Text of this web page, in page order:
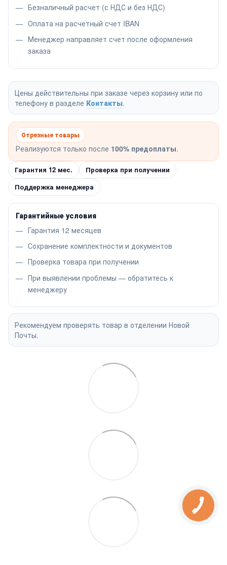
Безналичный расчет (с НДС и без НДС)
Оплата на расчетный счет IBAN
Менеджер направляет счет после оформления
заказа
Цены действительны при заказе через корзину или по
телефону в разделе Контакты.
Отрезные товары
Реализуются только после 100% предоплаты.
Гарантия 12 мес.
Проверка при получении
Поддержка менеджера
Гарантийные условия
Гарантия 12 месяцев
Сохранение комплектности и документов
Проверка товара при получении
При выявлении проблемы — обратитесь к
менеджеру
Рекомендуем проверять товар в отделении Новой
Почты.